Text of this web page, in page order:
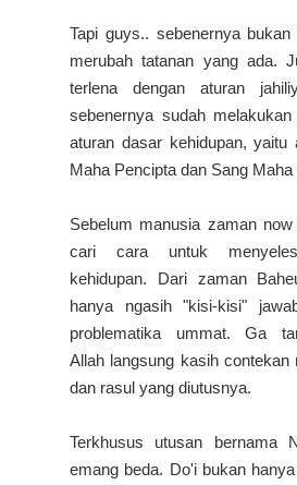
Tapi guys.. sebenernya
merubah tatanan yang ada.
terlena dengan aturan
sebenernya sudah
aturan dasar kehidupan, yaitu
Maha Pencipta dan Sang Maha
Sebelum manusia zaman
cari cara untuk
kehidupan. Dari zaman
hanya ngasih "kisi-kisi"
problematika ummat. Ga
Allah langsung kasih contekan
dan rasul yang diutusnya.
Terkhusus utusan bernama
emang beda. Do'i bukan